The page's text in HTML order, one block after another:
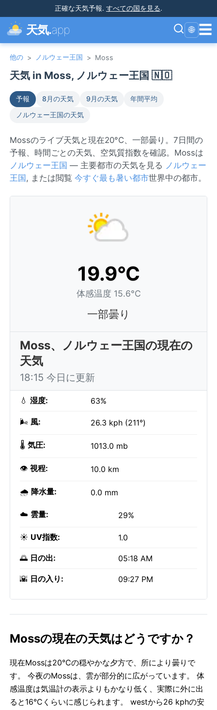
正確な天気予報. すべての国を見る.
天気.app 🌐 ☰
他の > ノルウェー王国 > Moss
天気 in Moss, ノルウェー王国 🇳🇴
予報 8月の天気 9月の天気
年間平均
ノルウェー王国の天気
Mossのライブ天気と現在20°C、一部曇り。7日間の
予報、時間ごとの天気、空気質指数を確認。Mossは
ノルウェー王国 — 主要都市の天気を見る ノルウェー
王国 , または閲覧 今すぐ最も暑い都市世界中の都市。
19.9°C
体感温度 15.6°C
一部曇り
Moss、ノルウェー王国の現在の
天気
18:15 今日に更新
💧 湿度: 63%
🌬️ 風: 26.3 kph (211°)
🌡️ 気圧: 1013.0 mb
👁️ 視程: 10.0 km
🌧️ 降水量: 0.0 mm
☁️ 雲量: 29%
☀️ UV指数: 1.0
🌅 日の出: 05:18 AM
🌇 日の入り: 09:27 PM
Mossの現在の天気はどうですか？
現在Mossは20°Cの穏やかな夕方で、所により曇りで
す。 今夜のMossは、雲が部分的に広がっています。 体
感温度は気温計の表示よりもかなり低く、実際に外に出
ると16°Cくらいに感じられます。 westから26 kphの安